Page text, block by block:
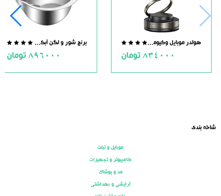
out
5
هولدر موبایل وکیومی مگنت دار
834000 تومان
5
برنج شور و لگن آبکش دار استیل
896000 تومان
شاخه بندی
موبایل و تبلت
کامپیوتر و تجهیزات
مد و پوشاک
آرایشی و بهداشتی